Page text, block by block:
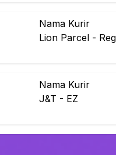
Nama Kurir
Lion Parcel -
Nama Kurir
J&T - EZ